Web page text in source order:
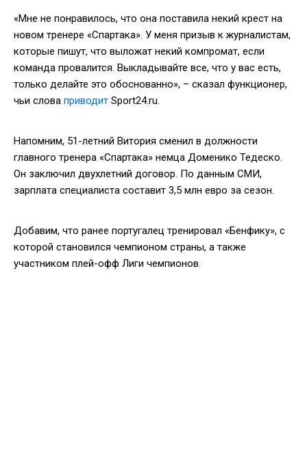
«Мне не понравилось, что она поставила некий крест на
новом тренере «Спартака». У меня призыв к журналистам,
которые пишут, что выложат некий компромат, если
команда провалится. Выкладывайте все, что у вас есть,
только делайте это обоснованно», – сказал функционер,
чьи слова приводит Sport24.ru.
Напомним, 51-летний Витория сменил в должности
главного тренера «Спартака» немца Доменико Тедеско.
Он заключил двухлетний договор. По данным СМИ,
зарплата специалиста составит 3,5 млн евро за сезон.
Добавим, что ранее португалец тренировал «Бенфику», с
которой становился чемпионом страны, а также
участником плей-офф Лиги чемпионов.